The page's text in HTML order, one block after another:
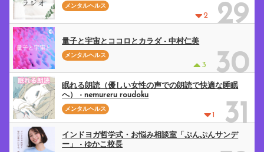
2 29
メンタルヘルス
3 30
量子と宇宙とココロとカラダ - 中村仁美
メンタルヘルス
1 31
眠れる朗読（優しい女性の声での朗読で快適な睡眠
へ） - nemureru roudoku
メンタルヘルス
インドヨガ哲学式・お悩み相談室「ぷんぷんサンデ
ー」 - ゆかこ校長